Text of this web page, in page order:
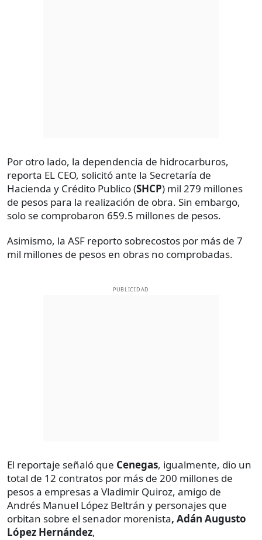
Por otro lado, la dependencia de hidrocarburos,
reporta EL CEO, solicitó ante la Secretaría de
Hacienda y Crédito Publico (SHCP) mil 279 millones
de pesos para la realización de obra. Sin embargo,
solo se comprobaron 659.5 millones de pesos.
Asimismo, la ASF reporto sobrecostos por más de 7
mil millones de pesos en obras no comprobadas.
PUBLICIDAD
El reportaje señaló que Cenegas, igualmente, dio un
total de 12 contratos por más de 200 millones de
pesos a empresas a Vladimir Quiroz, amigo de
Andrés Manuel López Beltrán y personajes que
orbitan sobre el senador morenista, Adán Augusto
López Hernández,